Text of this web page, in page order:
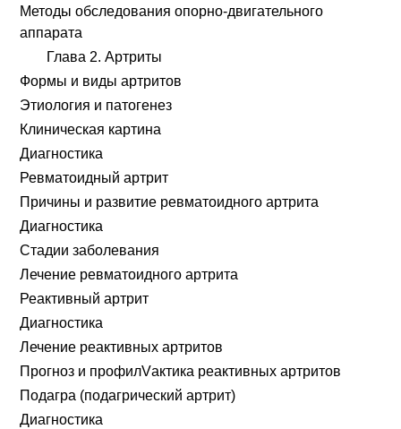
Методы обследования опорно-двигательного
аппарата
Глава 2. Артриты
Формы и виды артритов
Этиология и патогенез
Клиническая картина
Диагностика
Ревматоидный артрит
Причины и развитие ревматоидного артрита
Диагностика
Стадии заболевания
Лечение ревматоидного артрита
Реактивный артрит
Диагностика
Лечение реактивных артритов
Прогноз и профилVактика реактивных артритов
Подагра (подагрический артрит)
Диагностика